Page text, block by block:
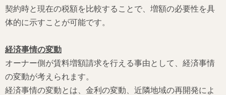
契約時と現在の税額を比較することで、増額の必要性を具
体的に示すことが可能です。
経済事情の変動
オーナー側が賃料増額請求を行える事由として、経済事情
の変動が考えられます。
経済事情の変動とは、金利の変動、近隣地域の再開発によ